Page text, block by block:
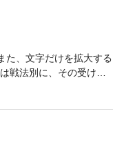
た、文字だけを拡大する
戦法別に、その受け方